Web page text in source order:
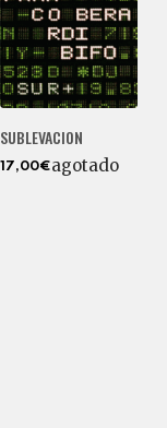
SUBLEVACION
17,00€agotado